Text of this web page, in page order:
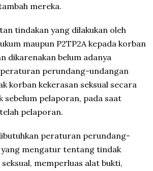
mereka.
tindakan yang dilakukan oleh
maupun P2TP2A kepada korban
dikarenakan belum adanya
perundang-undangan
korban kekerasan seksual secara
sebelum pelaporan, pada saat
pelaporan.
peraturan perundang-
yang mengatur tentang tindak
memperluas alat bukti,